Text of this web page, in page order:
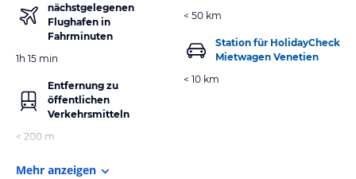
nächstgelegenen
Flughafen in
Fahrminuten
1h 15 min
Entfernung zu
öffentlichen
Verkehrsmitteln
< 200 m
< 50 km
Station für HolidayCheck
Mietwagen Venetien
< 10 km
Mehr anzeigen